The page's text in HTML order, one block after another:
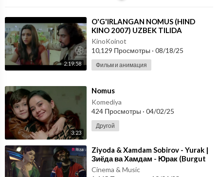
2:19:58
⁣O'G'IRLANGAN NOMUS (HIND
KINO 2007) UZBEK TILIDA
KinoKoinot
10,129 Просмотры · 08/18/25
Фильм и анимация
3:23
⁣Nomus
Komediya
424 Просмотры · 04/02/25
Другой
⁣Ziyoda & Xamdam Sobirov - Yurak |
Зиёда ва Хамдам - Юрак (Burgut
serialiga soundtrack)
Cinema & Music